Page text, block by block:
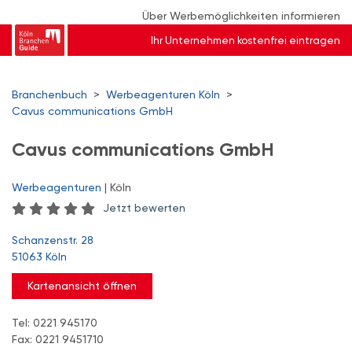
Über Werbemöglichkeiten informieren
Ihr Unternehmen kostenfrei eintragen
Branchenbuch > Werbeagenturen Köln
>
Cavus communications GmbH
Cavus communications GmbH
Werbeagenturen | Köln
Jetzt bewerten
Schanzenstr. 28
51063 Köln
Kartenansicht öffnen
Tel: 0221 945170
Fax: 0221 9451710